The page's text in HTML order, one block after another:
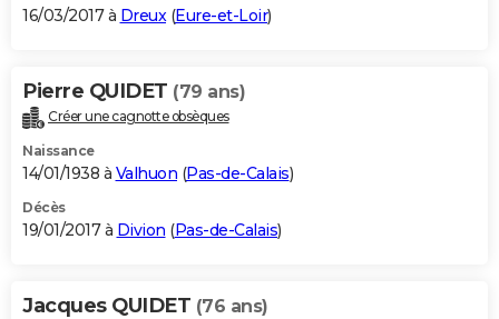
16/03/2017 à Dreux(Eure-et-Loir)
Pierre QUIDET (79 ans)
Créer une cagnotte obsèques
Naissance
14/01/1938 à Valhuon (Pas-de-Calais)
Décès
19/01/2017 à Divion (Pas-de-Calais)
Jacques QUIDET (76 ans)